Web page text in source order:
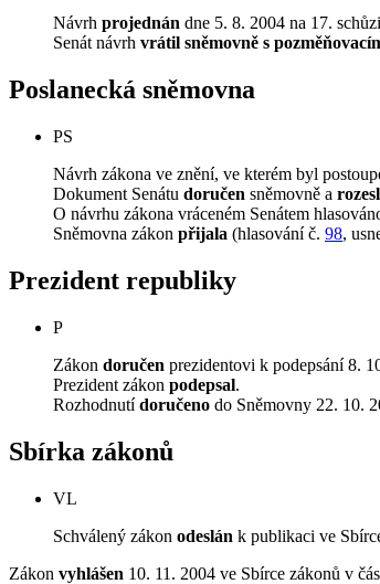
Návrh projednán dne 5. 8. 2004 na 17.
Senát návrh vrátil sněmovně s
Poslanecká sněmovna
PS
Návrh zákona ve znění, ve kterém byl
Dokument Senátu doručen sněmovně a
O návrhu zákona vráceném Senátem
Sněmovna zákon přijala (hlasování č. 98,
Prezident republiky
P
Zákon doručen prezidentovi k podepsání 8.
Prezident zákon podepsal.
Rozhodnutídoručeno do Sněmovny 22. 10.
Sbírka zákonů
VL
Schválený zákon odeslán k publikaci ve
Zákon vyhlášen 10. 11. 2004 ve Sbírce zákonů v